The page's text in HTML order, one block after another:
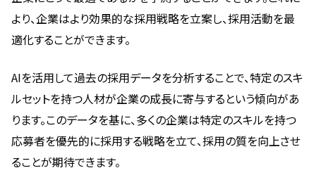
より、企業はより効果的な採用戦略を立案し、採用活動を最
適化することができます。
AIを活用して過去の採用データを分析することで、特定のスキ
ルセットを持つ人材が企業の成長に寄与するという傾向があ
ります。このデータを基に、多くの企業は特定のスキルを持つ
応募者を優先的に採用する戦略を立て、採用の質を向上させ
ることが期待できます。